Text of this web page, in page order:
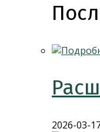
2026-03-